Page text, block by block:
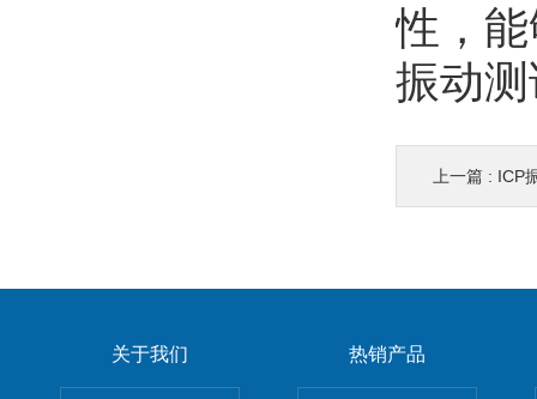
性，
振动
上一篇 : ICP
关于我们 热销产品